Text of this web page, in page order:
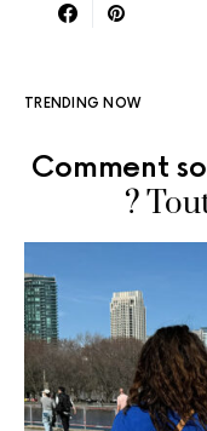
TRENDING NOW
Comment
?